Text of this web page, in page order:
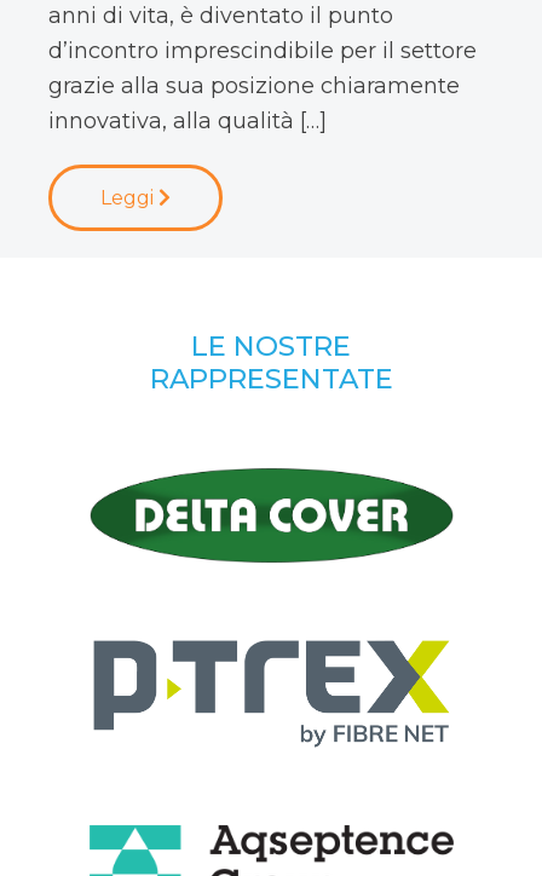
anni di vita, è diventato il punto
d’incontro imprescindibile per il settore
grazie alla sua posizione chiaramente
innovativa, alla qualità […]
Leggi
LE NOSTRE
RAPPRESENTATE